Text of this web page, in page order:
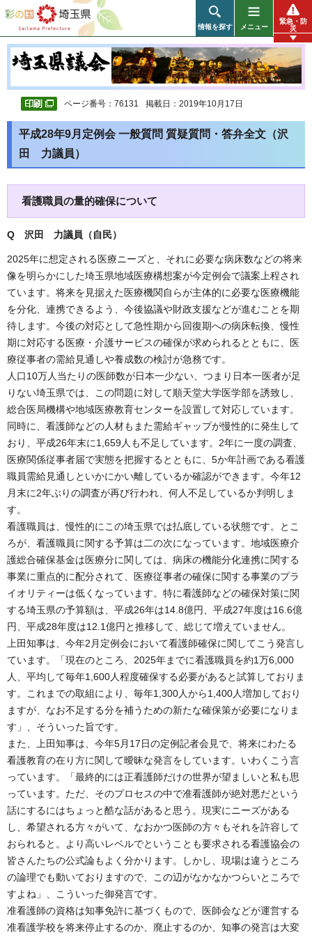
彩の国 埼玉県
情報を探す メニュー
緊急・防
災
ページ番号：76131 掲載日：2019年10月17日
平成28年9月定例会 一般質問 質疑質問・答弁全文（沢
田 力議員）
看護職員の量的確保について
Q 沢田 力議員（自民）
2025年に想定される医療ニーズと、それに必要な病床数などの将来
像を明らかにした埼玉県地域医療構想案が今定例会で議案上程され
ています。将来を見据えた医療機関自らが主体的に必要な医療機能
を分化、連携できるよう、今後協議や財政支援などが進むことを期
待します。今後の対応として急性期から回復期への病床転換、慢性
期に対応する医療・介護サービスの確保が求められるとともに、医
療従事者の需給見通しや養成数の検討が急務です。
人口10万人当たりの医師数が日本一少ない、つまり日本一医者が足
りない埼玉県では、この問題に対して順天堂大学医学部を誘致し、
総合医局機構や地域医療教育センターを設置して対応しています。
同時に、看護師などの人材もまた需給ギャップが慢性的に発生して
おり、平成26年末に1,659人も不足しています。2年に一度の調査、
医療関係従事者届で実態を把握するとともに、5か年計画である看護
職員需給見通しといかにかい離しているか確認ができます。今年12
月末に2年ぶりの調査が再び行われ、何人不足しているか判明しま
す。
看護職員は、慢性的にこの埼玉県では払底している状態です。とこ
ろが、看護職員に関する予算は二の次になっています。地域医療介
護総合確保基金は医療分に関しては、病床の機能分化連携に関する
事業に重点的に配分されて、医療従事者の確保に関する事業のプラ
イオリティーは低くなっています。特に看護師などの確保対策に関
する埼玉県の予算額は、平成26年は14.8億円、平成27年度は16.6億
円、平成28年度は12.1億円と推移して、総じて増えていません。
上田知事は、今年2月定例会において看護師確保に関してこう発言し
ています。「現在のところ、2025年までに看護職員を約1万6,000
人、平均して毎年1,600人程度確保する必要があると試算しておりま
す。これまでの取組により、毎年1,300人から1,400人増加しており
ますが、なお不足する分を補うための新たな確保策が必要になりま
す」、そういった旨です。
また、上田知事は、今年5月17日の定例記者会見で、将来にわたる
看護教育の在り方に関して曖昧な発言をしています。いわくこう言
っています。「最終的には正看護師だけの世界が望ましいと私も思
っています。ただ、そのプロセスの中で准看護師が絶対悪だという
話にするにはちょっと酷な話があると思う。現実にニーズがある
し、希望される方々がいて、なおかつ医師の方々もそれを許容して
おられると。より高いレベルでということも要求される看護協会の
皆さんたちの公式論もよく分かります。しかし、現場は違うところ
の論理でも動いておりますので、この辺がなかなかつらいところで
すよね」、こういった御発言です。
准看護師の資格は知事免許に基づくもので、医師会などが運営する
准看護学校を将来停止するのか、廃止するのか、知事の発言は大変